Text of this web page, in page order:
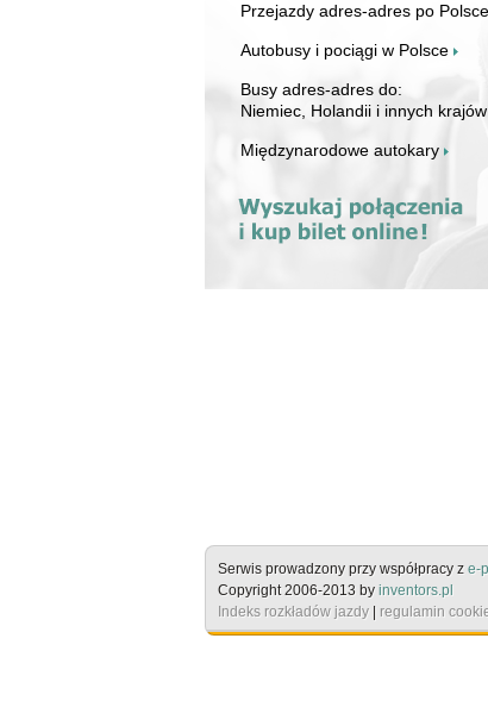
Przejazdy adres-adres po Polsce
Autobusy i pociągi w Polsce
Busy adres-adres do:
Niemiec, Holandii i innych krajów
Międzynarodowe autokary
Serwis prowadzony przy współpracy z e-
Copyright 2006-2013 by inventors.pl
Indeks rozkładów jazdy | regulamin